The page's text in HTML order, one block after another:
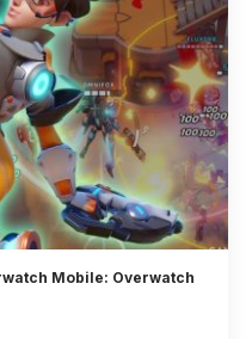
Mobile: Overwatch